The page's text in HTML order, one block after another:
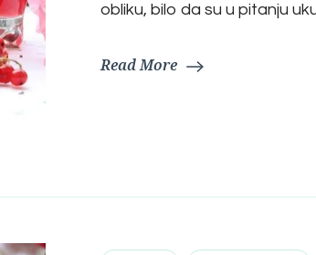
obliku, bilo da su u pitanju
Read More